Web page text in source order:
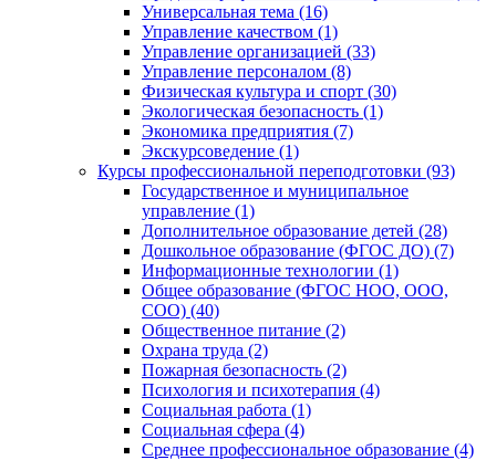
Универсальная тема (16)
Управление качеством (1)
Управление организацией (33)
Управление персоналом (8)
Физическая культура и спорт (30)
Экологическая безопасность (1)
Экономика предприятия (7)
Экскурсоведение (1)
Курсы профессиональной переподготовки (93)
Государственное и муниципальное
управление (1)
Дополнительное образование детей (28)
Дошкольное образование (ФГОС ДО) (7)
Информационные технологии (1)
Общее образование (ФГОС НОО, ООО,
СОО) (40)
Общественное питание (2)
Охрана труда (2)
Пожарная безопасность (2)
Психология и психотерапия (4)
Социальная работа (1)
Социальная сфера (4)
Среднее профессиональное образование (4)